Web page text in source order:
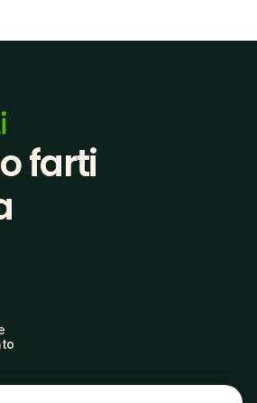
farti